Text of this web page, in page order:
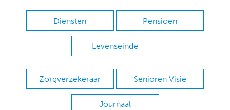
Diensten Pensioen
Levenseinde
Zorgverzekeraar Senioren Visie
Journaal